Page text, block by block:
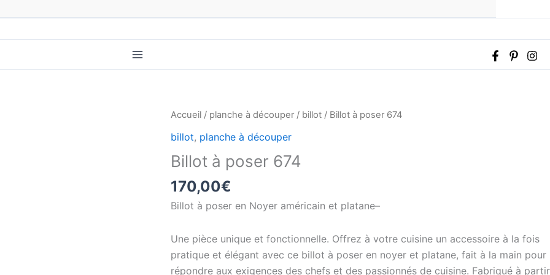
Accueil/ planche à découper/ billot/ Billot à poser 674
billot, planche à découper
Billot à poser 674
170,00€
Billot à poser en Noyer américain et platane–
Une pièce unique et fonctionnelle. Offrez à votre cuisine un accessoire à la fois
pratique et élégant avec ce billot à poser en noyer et platane, fait à la main pour
répondre aux exigences des chefs et des passionnés de cuisine. Fabriqué à partir